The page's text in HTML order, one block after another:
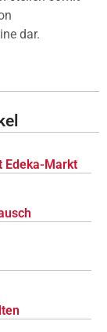
dar.
Edeka-Markt